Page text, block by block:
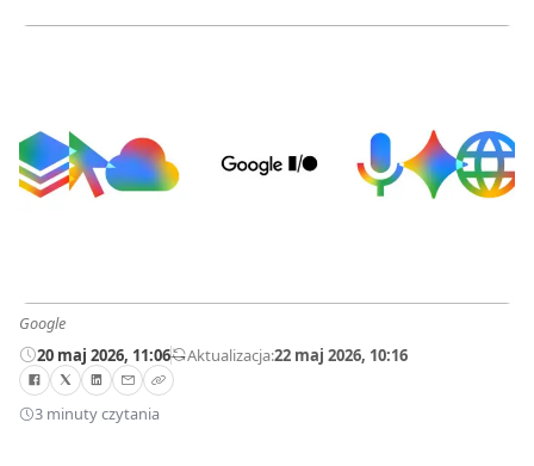
Google
20 maj 2026, 11:06—Aktualizacja:22 maj 2026, 10:16
3 minuty czytania